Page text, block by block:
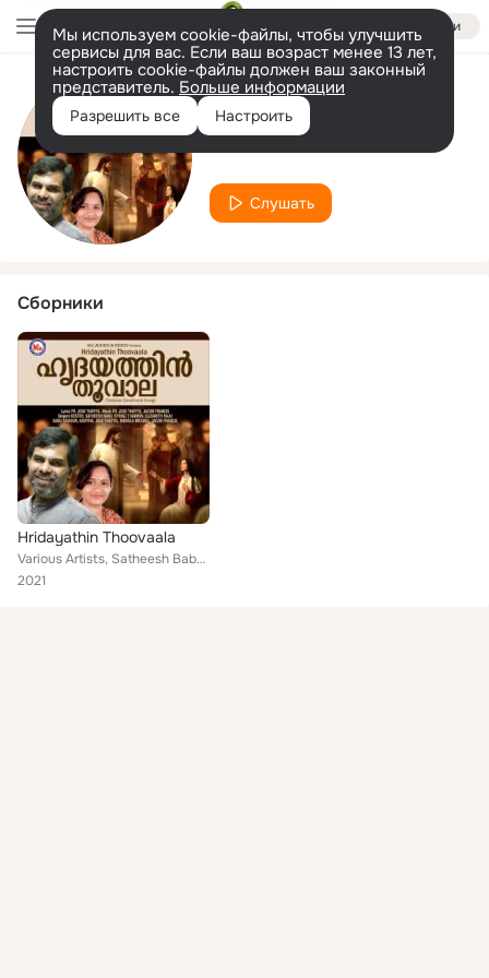
Войти
Мы используем cookie-файлы, чтобы улучшить
сервисы для вас. Если ваш возраст менее 13 лет,
настроить cookie-файлы должен ваш законный
представитель. Больше информации
Разрешить все Настроить
Исполнитель
Midhila
Слушать
Сборники
Hridayathin Thoovaala
Various Artists, Satheesh Babu, Jacob Francis, Sabu Xaviour, Jose Thayyil, Syriac T. Saimon, Kester, Elizabeth Raju, Kavitha, Mi...
2021